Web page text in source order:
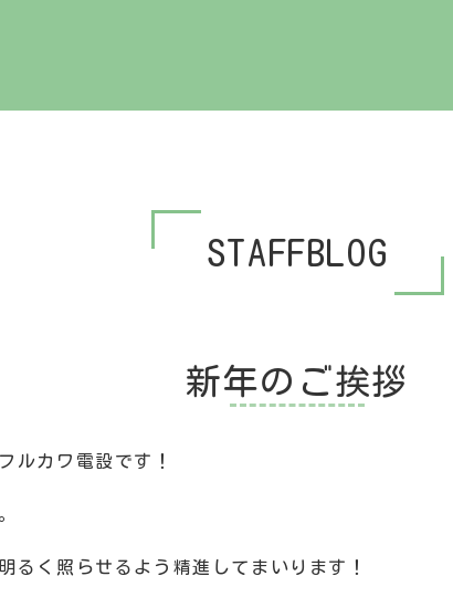
STAFFBLOG
新年のご挨拶
ルカワ電設です！
るく照らせるよう精進してまいります！